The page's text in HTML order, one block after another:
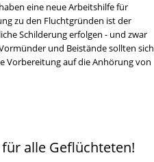
eine neue Arbeitshilfe für
zu den Fluchtgründen ist der
Schilderung erfolgen - und zwar
und Beistände sollten sich
Vorbereitung auf die Anhörung von
alle Geflüchteten!